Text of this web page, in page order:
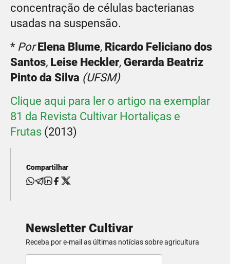
concentração de células bacterianas
usadas na suspensão.
* Por Elena Blume, Ricardo Feliciano dos
Santos, Leise Heckler, Gerarda Beatriz
Pinto da Silva (UFSM)
Clique aqui para ler o artigo na exemplar
81 da Revista Cultivar Hortaliças e
Frutas (2013)
Compartilhar
Newsletter Cultivar
Receba por e-mail as últimas notícias sobre agricultura